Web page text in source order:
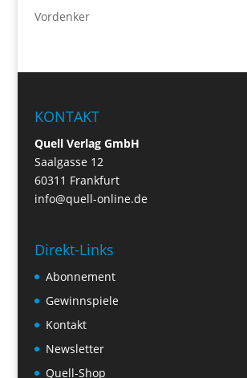
Vordenker
KONTAKT
Quell Verlag GmbH
Saalgasse 12
60311 Frankfurt
info@quell-online.de
Direkt-Links
Abonnement
Gewinnspiele
Kontakt
Newsletter
Quell-Shop